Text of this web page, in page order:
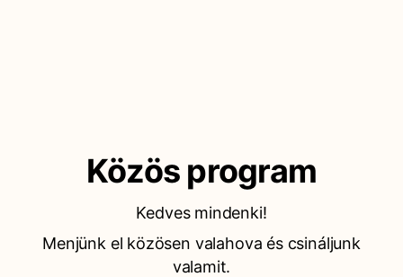
Közös program
Kedves mindenki!
Menjünk el közösen valahova és csináljunk
valamit.